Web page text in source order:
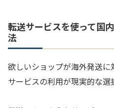
転送サービスを使って国
法
欲しいショップが海外発送
サービスの利用が現実的な選